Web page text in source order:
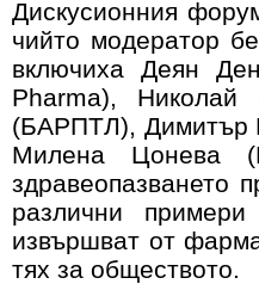
Дискусионния
чийто модератор
включиха Деян
Pharma),
(БАРПТЛ), Димитър
Милена Цонева
здравеопазването
различни
извършват от
тях за обществото.